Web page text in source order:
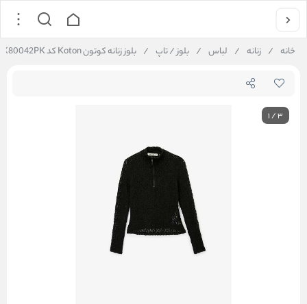
خانه / زنانه / لباس / بلوز / تاپ / بلوز زنانه کوتون Koton کد 6WAK80042PK
1/3